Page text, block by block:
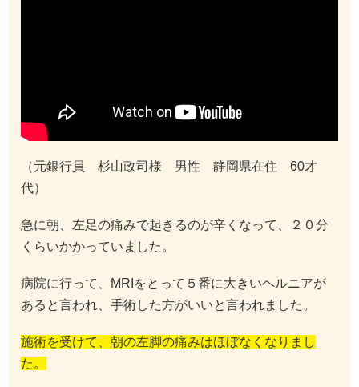
（元銀行員 杉山政司様 男性 静岡県在住 60才
代）
急に朝、左足の痛みで起きるのが辛くなって、２０分
くらいかかっていました。
病院に行って、MRIをとって５番に大きいヘルニアが
あると言われ、手術した方がいいと言われました。
施術を受けて、朝の左脚の痛みはほぼなくなりまし
た。